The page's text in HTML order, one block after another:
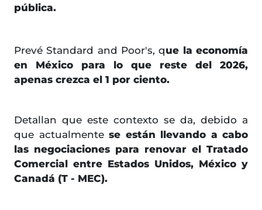
pública.
Prevé Standard and Poor's, que la economía
en México para lo que reste del 2026,
apenas crezca el 1 por ciento.
Detallan que este contexto se da, debido a
que actualmente se están llevando a cabo
las negociaciones para renovar el Tratado
Comercial entre Estados Unidos, México y
Canadá (T - MEC).